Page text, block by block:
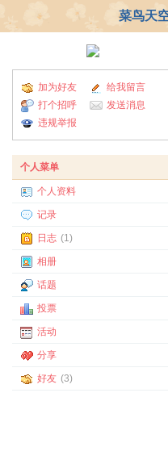
菜鸟天
加为好友
给我留言
打个招呼
发送消息
违规举报
个人菜单
个人资料
记录
日志 (1)
相册
话题
投票
活动
分享
好友 (3)